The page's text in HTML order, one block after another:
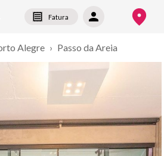
Fatura
Alegre › Passo da Areia